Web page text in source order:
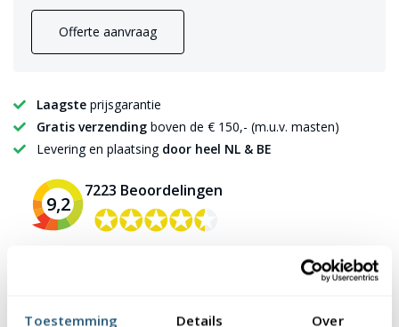
Toestemming Details Over
Offerte aanvraag
Laagste prijsgarantie
Gratis verzending boven de € 150,- (m.u.v. masten)
Levering en plaatsing door heel NL & BE
9,2
7223 Beoordelingen
✪✪✪✪✪
✪✪✪✪✪